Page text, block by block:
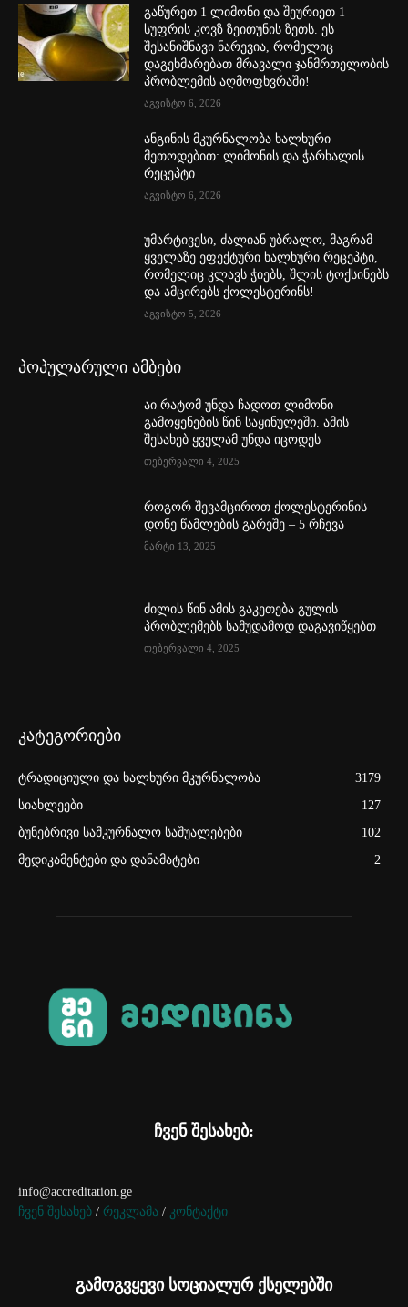
გაწურეთ 1 ლიმონი და შეურიეთ 1
სუფრის კოვზ ზეითუნის ზეთს. ეს
შესანიშნავი ნარევია, რომელიც
დაგეხმარებათ მრავალი ჯანმრთელობის
პრობლემის აღმოფხვრაში!
აგვისტო 6, 2026
ანგინის მკურნალობა ხალხური
მეთოდებით: ლიმონის და ჭარხალის
რეცეპტი
აგვისტო 6, 2026
უმარტივესი, ძალიან უბრალო, მაგრამ
ყველაზე ეფექტური ხალხური რეცეპტი,
რომელიც კლავს ჭიებს, შლის ტოქსინებს
და ამცირებს ქოლესტერინს!
აგვისტო 5, 2026
პოპულარული ამბები
აი რატომ უნდა ჩადოთ ლიმონი
გამოყენების წინ საყინულეში. ამის
შესახებ ყველამ უნდა იცოდეს
თებერვალი 4, 2025
როგორ შევამციროთ ქოლესტერინის
დონე წამლების გარეშე – 5 რჩევა
მარტი 13, 2025
ძილის წინ ამის გაკეთება გულის
პრობლემებს სამუდამოდ დაგავიწყებთ
თებერვალი 4, 2025
კატეგორიები
ტრადიციული და ხალხური მკურნალობა
3179
სიახლეები
127
ბუნებრივი სამკურნალო საშუალებები
102
მედიკამენტები და დანამატები
2
ჩვენ შესახებ:
info@accreditation.ge
ჩვენ შესახებ / რეკლამა / კონტაქტი
გამოგვყევი სოციალურ ქსელებში